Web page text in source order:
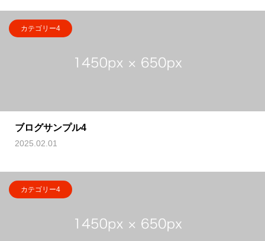
カテゴリー4
ブログサンプル4
2025.02.01
カテゴリー4